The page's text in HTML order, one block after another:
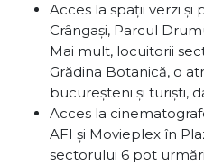
Acces la spații verzi
Crângași, Parcul
Mai mult, locuitorii
Grădina Botanică, o
bucureșteni și turiști,
Acces la
AFI și Movieplex în
sectorului 6 pot